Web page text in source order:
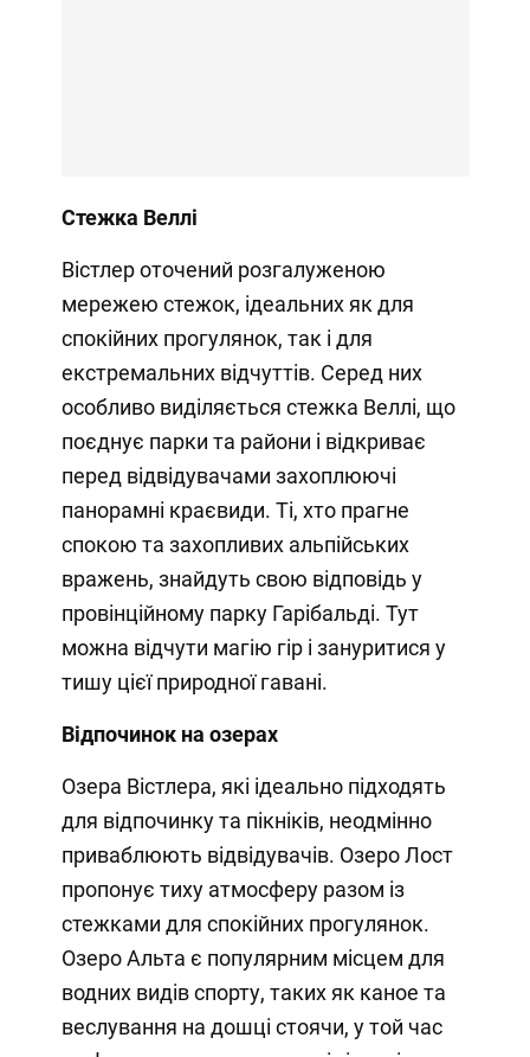
Стежка Веллі
Вістлер оточений розгалуженою
мережею стежок, ідеальних як для
спокійних прогулянок, так і для
екстремальних відчуттів. Серед них
особливо виділяється стежка Веллі, що
поєднує парки та райони і відкриває
перед відвідувачами захоплюючі
панорамні краєвиди. Ті, хто прагне
спокою та захопливих альпійських
вражень, знайдуть свою відповідь у
провінційному парку Гарібальді. Тут
можна відчути магію гір і зануритися у
тишу цієї природної гавані.
Відпочинок на озерах
Озера Вістлера, які ідеально підходять
для відпочинку та пікніків, неодмінно
приваблюють відвідувачів. Озеро Лост
пропонує тиху атмосферу разом із
стежками для спокійних прогулянок.
Озеро Альта є популярним місцем для
водних видів спорту, таких як каное та
веслування на дошці стоячи, у той час